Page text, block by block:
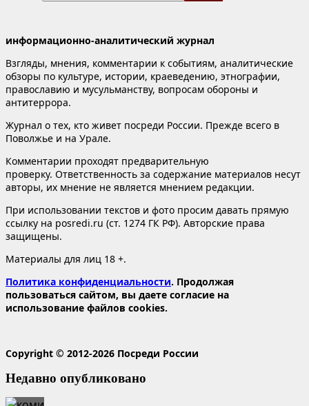
информационно-аналитический журнал
Взгляды, мнения, комментарии к событиям, аналитические
обзоры по культуре, истории, краеведению, этнографии,
православию и мусульманству, вопросам обороны и
антитеррора.
Журнал о тех, кто живет посреди России. Прежде всего в
Поволжье и на Урале.
Комментарии проходят предварительную
проверку. Ответственность за содержание материалов несут
авторы, их мнение не является мнением редакции.
При использовании текстов и фото просим давать прямую
ссылку на posredi.ru (ст. 1274 ГК РФ). Авторские права
защищены.
Материалы для лиц 18 +.
Политика конфиденциальности. Продолжая
пользоваться сайтом, вы даете согласие на
использование файлов cookies.
Copyright © 2012-2026 Посреди России
Недавно опубликовано